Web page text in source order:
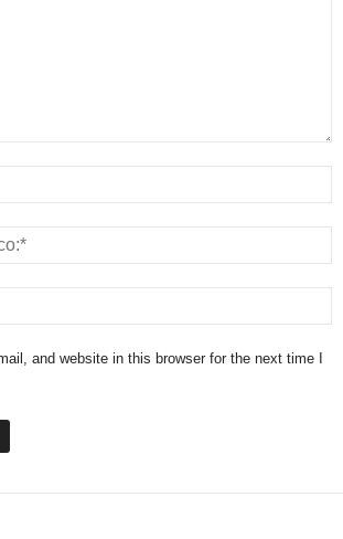
and website in this browser for the next time I